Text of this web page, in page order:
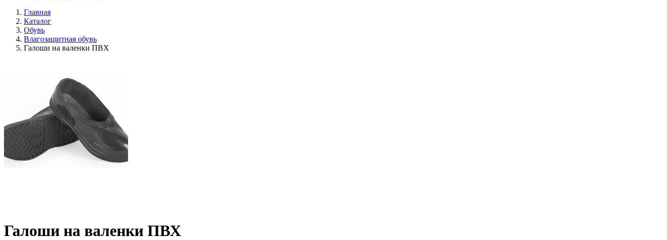
Главная
Каталог
Обувь
Влагозащитная обувь
Галоши на валенки ПВХ
Галоши на валенки ПВХ